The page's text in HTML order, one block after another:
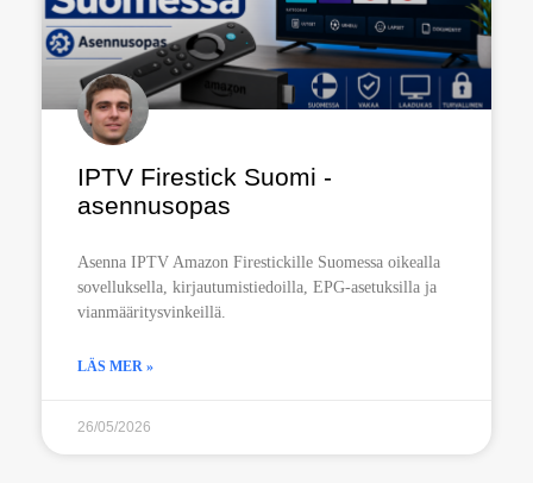
IPTV Firestick Suomi -
asennusopas
Asenna IPTV Amazon Firestickille Suomessa oikealla
sovelluksella, kirjautumistiedoilla, EPG-asetuksilla ja
vianmääritysvinkeillä.
LÄS MER »
26/05/2026